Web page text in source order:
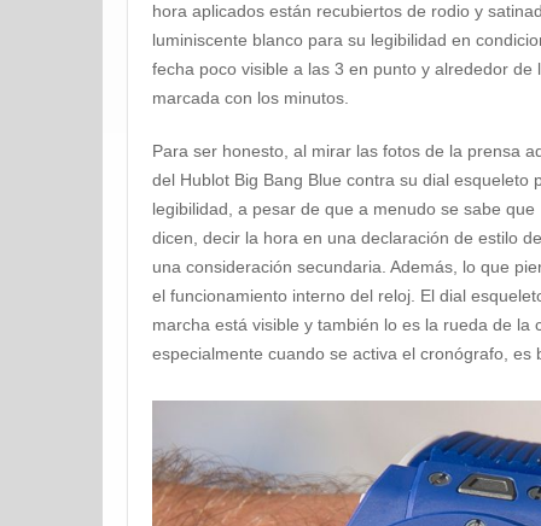
hora aplicados están recubiertos de rodio y
luminiscente blanco para su legibilidad en
fecha poco visible a las 3 en punto y alrededor
marcada con los minutos.
Para ser honesto, al mirar las fotos de la prensa
del Hublot Big Bang Blue contra su dial esqueleto
legibilidad, a pesar de que a menudo se sabe
dicen, decir la hora en una declaración de estilo
una consideración secundaria. Además, lo que
el funcionamiento interno del reloj. El dial
marcha está visible y también lo es la rueda de la
especialmente cuando se activa el cronógrafo, es